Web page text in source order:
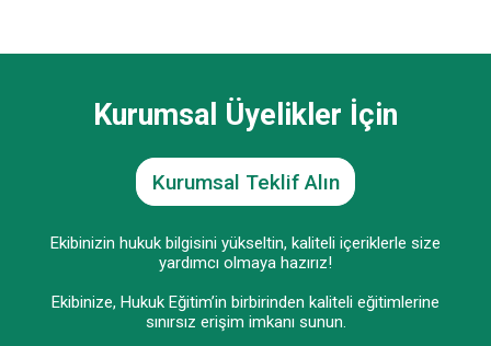
Kurumsal Üyelikler İçin
Kurumsal Teklif Alın
Ekibinizin hukuk bilgisini yükseltin, kaliteli içeriklerle size
yardımcı olmaya hazırız!
Ekibinize, Hukuk Eğitim’in birbirinden kaliteli eğitimlerine
sınırsız erişim imkanı sunun.